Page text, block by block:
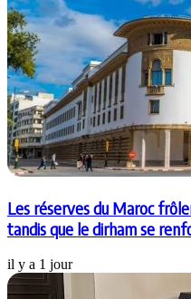
Les réserves du Maroc
tandis que le dirham se
il y a 1 jour